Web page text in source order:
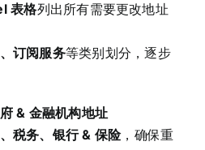
表格列出所有需要更改地址
订阅服务等类别划分，逐步
& 金融机构地址
税务、银行 & 保险，确保重